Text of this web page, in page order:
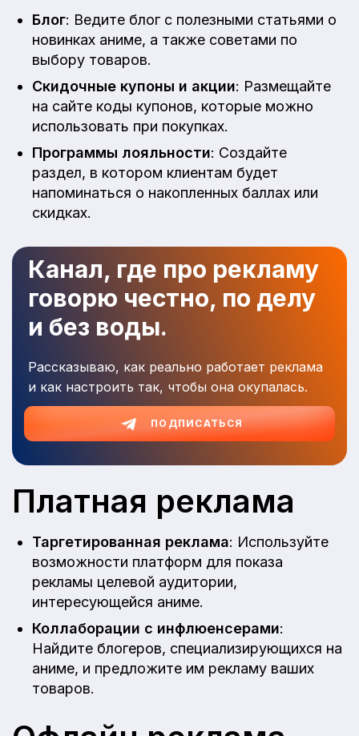
Блог: Ведите блог с полезными статьями о
новинках аниме, а также советами по
выбору товаров.
Скидочные купоны и акции: Размещайте
на сайте коды купонов, которые можно
использовать при покупках.
Программы лояльности: Создайте
раздел, в котором клиентам будет
напоминаться о накопленных баллах или
скидках.
Канал, где про рекламу
говорю честно, по делу
и без воды.
Рассказываю, как реально работает реклама
и как настроить так, чтобы она окупалась.
ПОДПИСАТЬСЯ
Платная реклама
Таргетированная реклама: Используйте
возможности платформ для показа
рекламы целевой аудитории,
интересующейся аниме.
Коллаборации с инфлюенсерами:
Найдите блогеров, специализирующихся на
аниме, и предложите им рекламу ваших
товаров.